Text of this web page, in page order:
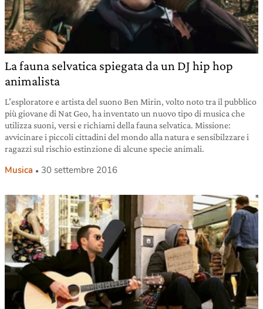
La fauna selvatica spiegata da un DJ hip hop
animalista
L’esploratore e artista del suono Ben Mirin, volto noto tra il pubblico
più giovane di Nat Geo, ha inventato un nuovo tipo di musica che
utilizza suoni, versi e richiami della fauna selvatica. Missione:
avvicinare i piccoli cittadini del mondo alla natura e sensibilzzare i
ragazzi sul rischio estinzione di alcune specie animali.
Musica 30 settembre 2016